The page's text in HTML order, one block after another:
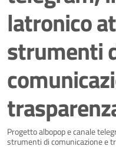
latronico
strumenti
Dettagli
Progetto albopop e canale
strumenti di comunicazione e